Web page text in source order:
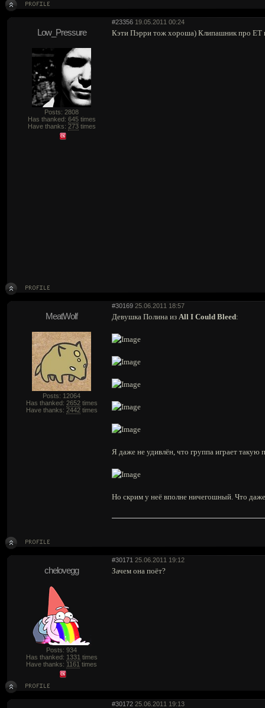
#23356 19.05.2011 00:24
Low_Pressure
Posts: 2808
Has thanked: 645times
Have thanks: 273times
Кэти Пэрри тож хороша) Клипашник про ET
#30169 25.06.2011 18:57
MeatWolf
Posts: 12064
Has thanked: 2652times
Have thanks: 2442times
Девушка Полина из All I Could Bleed:
Я даже не удивлён, что группа играет
Но скрим у неё вполне ничегошный. Что
#30171 25.06.2011 19:12
chelovegg
Posts: 934
Has thanked: 1331 times
Have thanks: 1161 times
Зачем она поёт?
#30172 25.06.2011 19:13